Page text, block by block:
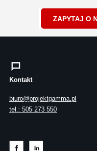
ZAPYTAJ O
Kontakt
biuro@projektgamma.pl
tel.: 505 273 550